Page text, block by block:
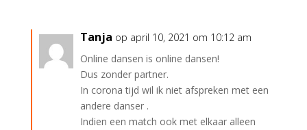
Tanja op april 10, 2021 om 10:12 am
Online dansen is online dansen!
Dus zonder partner.
In corona tijd wil ik niet afspreken met een
andere danser .
Indien een match ook met elkaar alleen